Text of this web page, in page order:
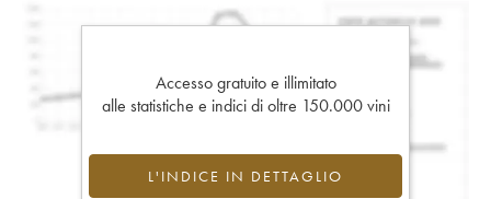
Accesso gratuito e illimitato
alle statistiche e indici di oltre 150.000 vini
L'INDICE IN DETTAGLIO